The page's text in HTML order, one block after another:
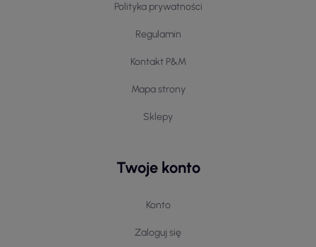
Polityka prywatności
Regulamin
Kontakt P&M
Mapa strony
Sklepy
Twoje konto
Konto
Zaloguj się